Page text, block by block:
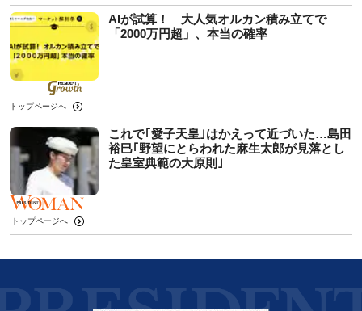
AIが試算！ 大人気オルカン積み立てで
「2000万円超」、本当の確率
トップページへ
これで｢愛子天皇｣はかえって近づいた…島田
裕巳｢野望にとらわれた麻生太郎が見落とし
た皇室典範の大原則｣
トップページへ